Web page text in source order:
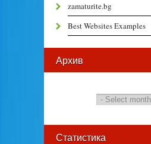
zamaturite.bg
Best Websites Examples
Архив
Статистика